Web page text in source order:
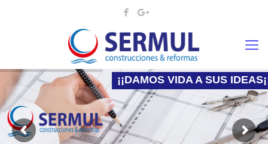
¡¡DAMOS VIDA A SUS
Nadie mejor que nosotros para hacer la reforma